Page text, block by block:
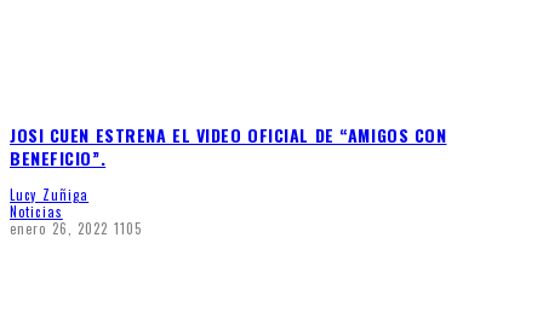
JOSI CUEN ESTRENA EL VIDEO OFICIAL DE “AMIGOS CON
BENEFICIO”.
Lucy Zuñiga
Noticias
enero 26, 2022 1105